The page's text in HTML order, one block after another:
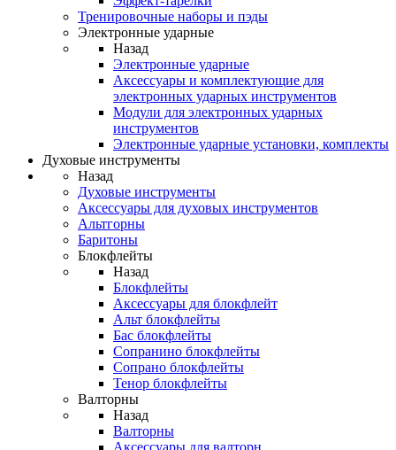
Тренировочные наборы и пэды
Электронные ударные
Назад
Электронные ударные
Аксессуары и комплектующие для
электронных ударных инструментов
Модули для электронных ударных
инструментов
Электронные ударные установки, комплекты
Духовые инструменты
Назад
Духовые инструменты
Аксессуары для духовых инструментов
Альтгорны
Баритоны
Блокфлейты
Назад
Блокфлейты
Аксессуары для блокфлейт
Альт блокфлейты
Бас блокфлейты
Сопранино блокфлейты
Сопрано блокфлейты
Тенор блокфлейты
Валторны
Назад
Валторны
Аксессуары для валторн